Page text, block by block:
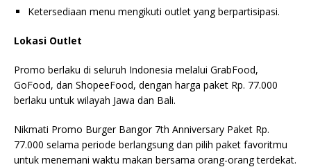
Ketersediaan menu mengikuti outlet yang berpartisipasi.
Lokasi Outlet
Promo berlaku di seluruh Indonesia melalui GrabFood,
GoFood, dan ShopeeFood, dengan harga paket Rp. 77.000
berlaku untuk wilayah Jawa dan Bali.
Nikmati Promo Burger Bangor 7th Anniversary Paket Rp.
77.000 selama periode berlangsung dan pilih paket favoritmu
untuk menemani waktu makan bersama orang-orang terdekat.